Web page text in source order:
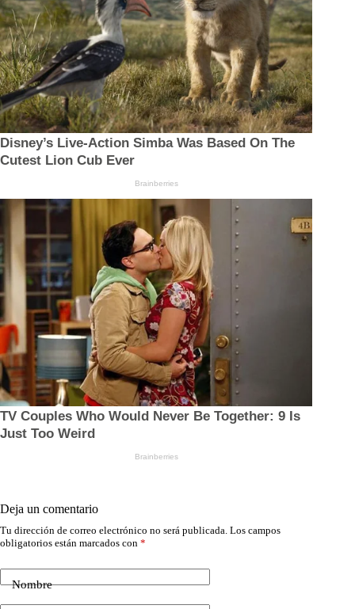
Deja un comentario
Tu dirección de correo electrónico no será publicada. Los campos
obligatorios están marcados con *
Nombre